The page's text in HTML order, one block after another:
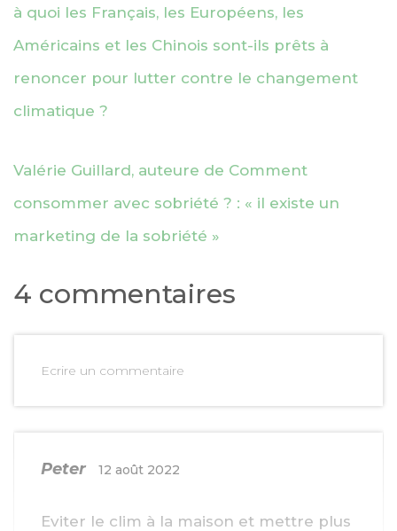
à quoi les Français, les Européens, les
Américains et les Chinois sont-ils prêts à
renoncer pour lutter contre le changement
climatique ?
Valérie Guillard, auteure de Comment
consommer avec sobriété ? : « il existe un
marketing de la sobriété »
4 commentaires
Ecrire un commentaire
Peter 12 août 2022
Eviter le clim à la maison et mettre plus